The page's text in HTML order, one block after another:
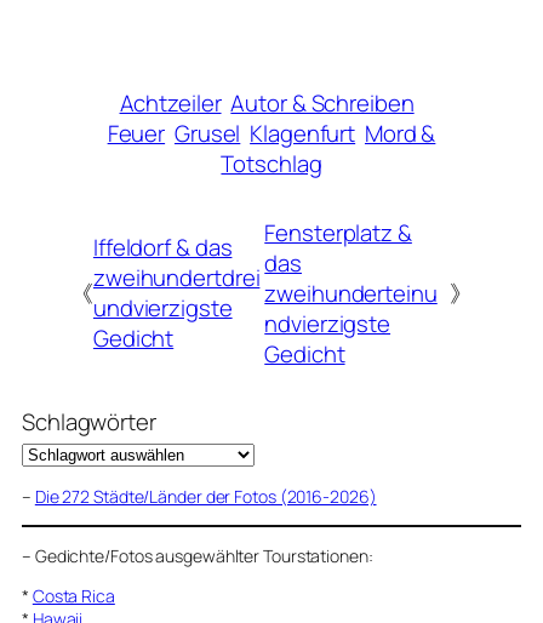
Achtzeiler Autor & Schreiben
Feuer Grusel Klagenfurt Mord &
Totschlag
《
Iffeldorf & das
zweihundertdrei
undvierzigste
Gedicht
Fensterplatz &
das
zweihunderteinu
ndvierzigste
Gedicht
》
Schlagwörter
– Die 272 Städte/Länder der Fotos (2016-2026)
– Gedichte/Fotos ausgewählter Tourstationen:
* Costa Rica